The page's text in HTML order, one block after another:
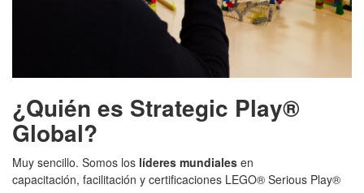
¿Quién es Strategic Play®
Global?
Muy sencillo. Somos los líderes mundiales en
capacitación, facilitación y certificaciones LEGO® Serious Play®